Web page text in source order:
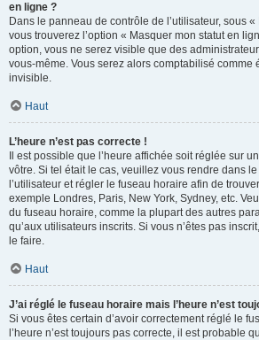
en ligne ?
Dans le panneau de contrôle de l’utilisateur, sous
vous trouverez l’option « Masquer mon statut en
option, vous ne serez visible que des
vous-même. Vous serez alors comptabilisé comme
invisible.
Haut
L’heure n’est pas correcte !
Il est possible que l’heure affichée soit réglée sur
vôtre. Si tel était le cas, veuillez vous rendre dans
l’utilisateur et régler le fuseau horaire afin de
exemple Londres, Paris, New York, Sydney, etc.
du fuseau horaire, comme la plupart des autres
qu’aux utilisateurs inscrits. Si vous n’êtes pas
le faire.
Haut
J’ai réglé le fuseau horaire mais l’heure n’est
Si vous êtes certain d’avoir correctement réglé le
l’heure n’est toujours pas correcte, il est probable